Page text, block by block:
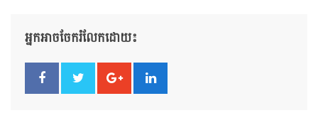
អ្នកអាចចែករំលែកដោយ៖